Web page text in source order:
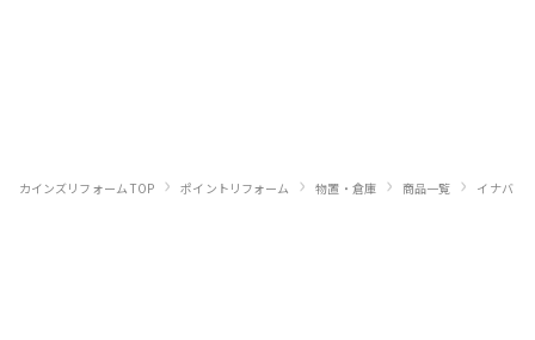
カインズリフォーム TOP › ポイントリフォーム › 物置・倉庫 › 商品一覧 › イナバ